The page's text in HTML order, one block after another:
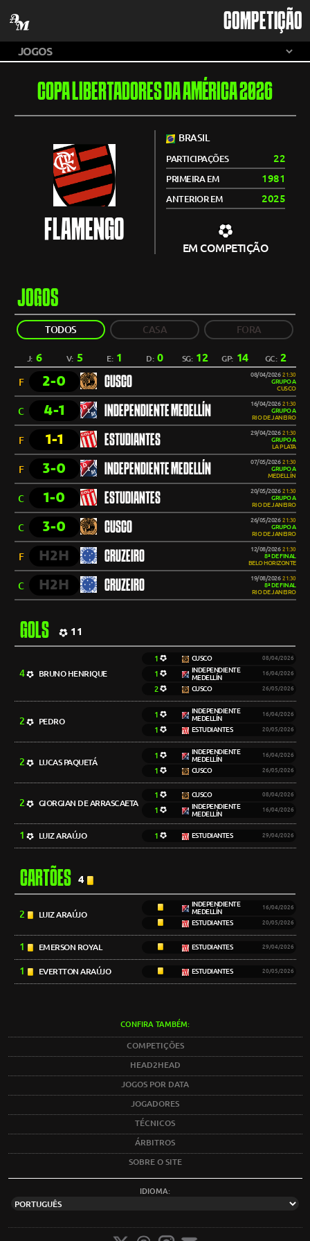
COMPETIÇÃO
COPA LIBERTADORES DA AMÉRICA 2026
FLAMENGO
BRASIL
PARTICIPAÇÕES 22
PRIMEIRA EM 1981
ANTERIOR EM 2025
EM COMPETIÇÃO
JOGOS
TODOS CASA FORA
J: 6 V: 5 E: 1 D:0 SG: 12 GP: 14 GC: 2
F 2-0 CUSCO 08/04/2026 21:30
GRUPO A
CUSCO
C 4-1 INDEPENDIENTE MEDELLÍN 16/04/2026 21:30
GRUPO A
RIO DE JANEIRO
F 1-1 ESTUDIANTES 29/04/2026 21:30
GRUPO A
LA PLATA
F 3-0 INDEPENDIENTE MEDELLÍN 07/05/2026 21:30
GRUPO A
MEDELLÍN
C 1-0 ESTUDIANTES 20/05/2026 21:30
GRUPO A
RIO DE JANEIRO
C 3-0 CUSCO 26/05/2026 21:30
GRUPO A
RIO DE JANEIRO
F H2H CRUZEIRO 12/08/2026 21:30
8ª DE FINAL
BELO HORIZONTE
C H2H CRUZEIRO 19/08/2026 21:30
8ª DE FINAL
RIO DE JANEIRO
GOLS 11
4 BRUNO HENRIQUE
1 CUSCO 08/04/2026
1
INDEPENDIENTE
MEDELLÍN
16/04/2026
2 CUSCO 26/05/2026
2 PEDRO
1
INDEPENDIENTE
MEDELLÍN
16/04/2026
1 ESTUDIANTES 20/05/2026
2 LUCAS PAQUETÁ
1
INDEPENDIENTE
MEDELLÍN
16/04/2026
1 CUSCO 26/05/2026
2 GIORGIAN DE ARRASCAETA
1 CUSCO 08/04/2026
1
INDEPENDIENTE
MEDELLÍN
16/04/2026
1 LUIZ ARAÚJO 1 ESTUDIANTES 29/04/2026
CARTÕES 4
2 LUIZ ARAÚJO
INDEPENDIENTE
MEDELLÍN
16/04/2026
ESTUDIANTES 20/05/2026
1 EMERSON ROYAL ESTUDIANTES 29/04/2026
1 EVERTTON ARAÚJO ESTUDIANTES 20/05/2026
CONFIRA TAMBÉM:
COMPETIÇÕES
HEAD2HEAD
JOGOS POR DATA
JOGADORES
TÉCNICOS
ÁRBITROS
SOBRE O SITE
IDIOMA: